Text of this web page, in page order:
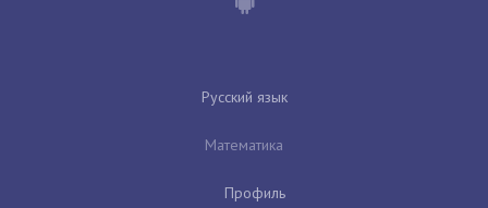
Русский язык
Математика
Профиль